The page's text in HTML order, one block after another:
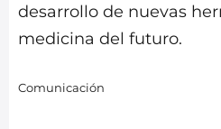
desarrollo de nuevas
medicina del futuro.
Comunicación